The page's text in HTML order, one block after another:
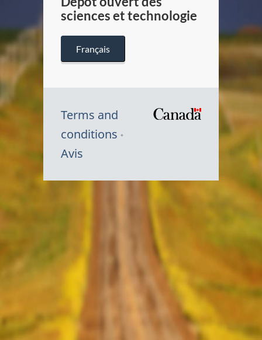
sciences et technologie
Français
Terms and
conditions
Avis
Symbole
Canada